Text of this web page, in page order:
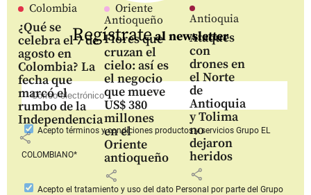
Colombia
¿Qué se
celebra el 7 de
agosto en
Colombia? La
fecha que
marcó el
rumbo de la
Independencia
share
Oriente
Antioqueño
Flores que
cruzan el
cielo: así es
el negocio
que mueve
US$ 380
millones
en el
Oriente
antioqueño
share
Antioquia
Ataques
con
drones en
el Norte
de
Antioquia
y Tolima
no
dejaron
heridos
share
Regístrateal newsletter
Aceptotérminos y condiciones productos y serviciosGrupo EL
COLOMBIANO*
Acepto el tratamiento y uso del dato Personal por parte del Grupo